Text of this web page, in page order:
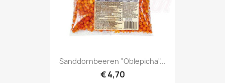
Sanddornbeeren "Oblepicha"...
€ 4,70